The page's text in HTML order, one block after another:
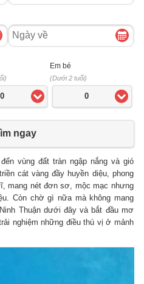
Ngày
về
0
Em bé
(Dưới 2 tuổi)
0
ngay
vùng đất tràn ngập nắng và gió
cát vàng đầy huyền diệu, phong
mang nét đơn sơ, mộc mạc nhưng
Còn chờ gì nữa mà không mang
Thuận dưới đây và bắt đầu mơ
nghiệm những điều thú vị ở mảnh